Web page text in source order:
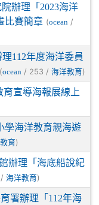
辦理「2023海洋
比賽簡章 (ocean /
112年度海洋委員
(ocean / 253 / 海洋教育)
育宣導海報展線上
學海洋教育親海遊
育)
辦理「海底船說紀
海洋教育)
署辦理「112年海